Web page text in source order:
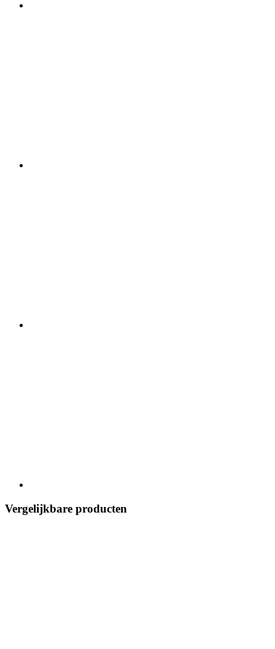
Vergelijkbare producten